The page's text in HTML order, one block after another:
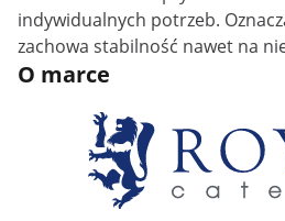
indywidualnych potrzeb.
zachowa stabilność nawet na
O marce